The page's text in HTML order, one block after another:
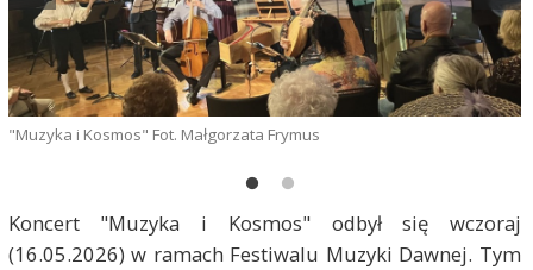
"Muzyka i Kosmos" Fot. Małgorzata Frymus
Koncert "Muzyka i Kosmos" odbył się wczoraj
(16.05.2026) w ramach Festiwalu Muzyki Dawnej. Tym